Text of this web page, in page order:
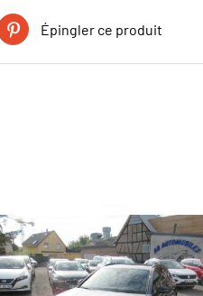
Épingler ce produit